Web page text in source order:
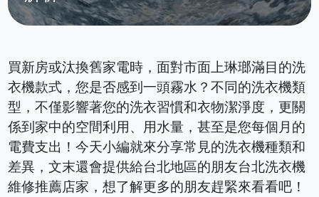
買新房或汰換舊家電時，面對市面上琳瑯滿目的洗
衣機款式，您是否感到一頭霧水？不同的洗衣機類
型，不僅影響著您的洗衣習慣和衣物潔淨度，更關
係到家中的空間利用、用水量，甚至是您每個月的
電費支出！今天小編就來分享常見的洗衣機種類和
差異，文末還會提供給台北地區的朋友台北洗衣機
維修推薦店家，想了解更多的朋友趕緊來看看吧！